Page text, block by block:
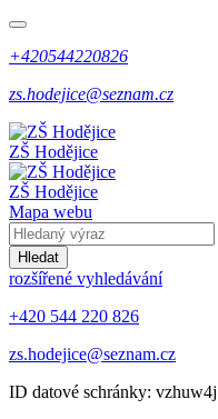
+420544220826
zs.hodejice@seznam.cz
ZŠ Hodějice
ZŠ Hodějice
Mapa webu
Hledat
rozšířené vyhledávání
+420 544 220 826
zs.hodejice@seznam.cz
ID datové schránky: vzhuw4j